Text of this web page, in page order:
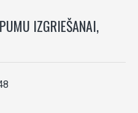
IZGRIEŠANAI,